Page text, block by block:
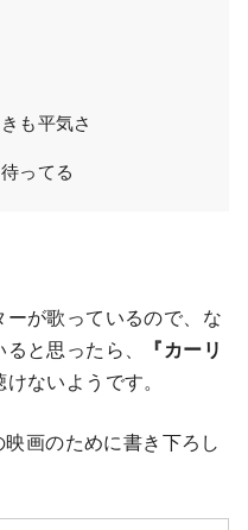
も平気さ
ってる
が歌っているので、な
と思ったら、
『カーリ
ないようです。
画のために書き下ろし